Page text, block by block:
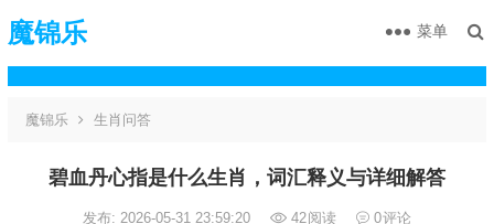
魔锦乐 菜单
魔锦乐 生肖问答
碧血丹心指是什么生肖，词汇释义与详细解答
发布: 2026-05-31 23:59:20 42阅读 0评论